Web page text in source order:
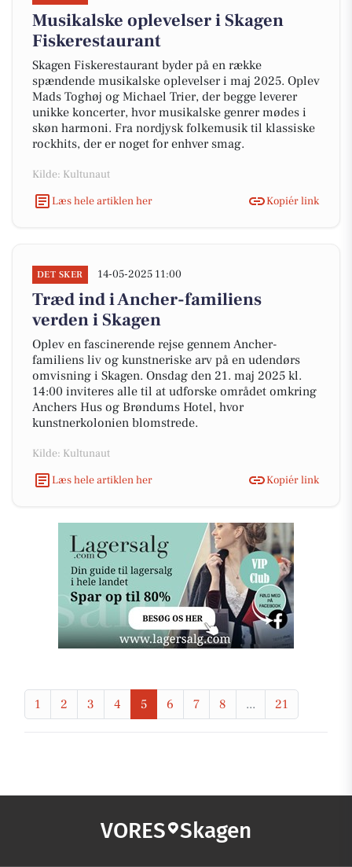
Musikalske oplevelser i Skagen
Fiskerestaurant
Skagen Fiskerestaurant byder på en række
spændende musikalske oplevelser i maj 2025. Oplev
Mads Toghøj og Michael Trier, der begge leverer
unikke koncerter, hvor musikalske genrer mødes i
skøn harmoni. Fra nordjysk folkemusik til klassiske
rockhits, der er noget for enhver smag.
Kilde: Kultunaut
Læs hele artiklen her
Kopiér link
DET SKER 14-05-2025 11:00
Træd ind i Ancher-familiens
verden i Skagen
Oplev en fascinerende rejse gennem Ancher-
familiens liv og kunstneriske arv på en udendørs
omvisning i Skagen. Onsdag den 21. maj 2025 kl.
14:00 inviteres alle til at udforske området omkring
Anchers Hus og Brøndums Hotel, hvor
kunstnerkolonien blomstrede.
Kilde: Kultunaut
Læs hele artiklen her
Kopiér link
1 2 3 4 5 6 7 8 ... 21
VORES Skagen